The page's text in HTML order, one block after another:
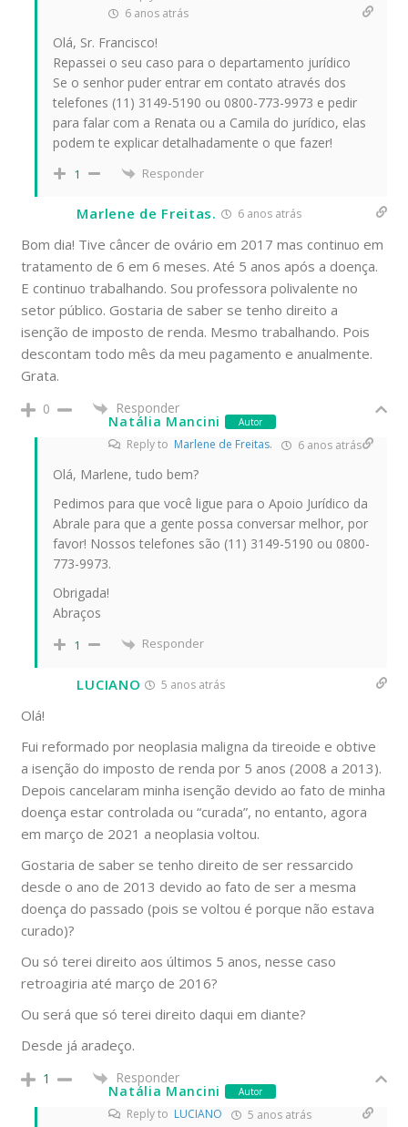
6 anos atrás
Olá, Sr. Francisco!
Repassei o seu caso para o departamento jurídico
Se o senhor puder entrar em contato através dos
telefones (11) 3149-5190 ou 0800-773-9973 e pedir
para falar com a Renata ou a Camila do jurídico, elas
podem te explicar detalhadamente o que fazer!
1 Responder
Marlene de Freitas. 6 anos atrás
Bom dia! Tive câncer de ovário em 2017 mas continuo em
tratamento de 6 em 6 meses. Até 5 anos após a doença.
E continuo trabalhando. Sou professora polivalente no
setor público. Gostaria de saber se tenho direito a
isenção de imposto de renda. Mesmo trabalhando. Pois
descontam todo mês da meu pagamento e anualmente.
Grata.
0
Responder
Natália Mancini
Autor
Reply to Marlene de Freitas. 6 anos atrás
Olá, Marlene, tudo bem?
Pedimos para que você ligue para o Apoio Jurídico da
Abrale para que a gente possa conversar melhor, por
favor! Nossos telefones são (11) 3149-5190 ou 0800-
773-9973.
Obrigada!
Abraços
1 Responder
LUCIANO 5 anos atrás
Olá!
Fui reformado por neoplasia maligna da tireoide e obtive
a isenção do imposto de renda por 5 anos (2008 a 2013).
Depois cancelaram minha isenção devido ao fato de minha
doença estar controlada ou “curada”, no entanto, agora
em março de 2021 a neoplasia voltou.
Gostaria de saber se tenho direito de ser ressarcido
desde o ano de 2013 devido ao fato de ser a mesma
doença do passado (pois se voltou é porque não estava
curado)?
Ou só terei direito aos últimos 5 anos, nesse caso
retroagiria até março de 2016?
Ou será que só terei direito daqui em diante?
Desde já aradeço.
1
Responder
Natália Mancini
Autor
Reply to LUCIANO 5 anos atrás